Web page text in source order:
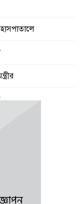
ফসল : স্বরাষ্ট্রমন্ত্রী